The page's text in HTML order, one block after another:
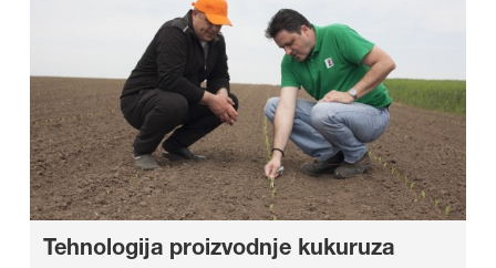
Tehnologija proizvodnje kukuruza